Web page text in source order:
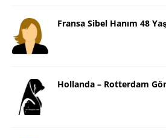
Fransa Sibel Hanım 48
Hollanda – Rotterdam